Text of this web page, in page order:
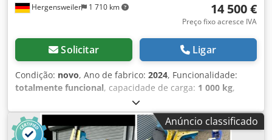
Hergensweiler 1 710 km 14 500 €
Preço fixo acresce IVA
Solicitar Ligar
Condição: novo, Ano de fabrico: 2024, Funcionalidade:
totalmente funcional, capacidade de carga: 1 000 kg,
Conjunto completo com capacidade de carga de 1000 kg,
incluindo controle remoto manual e de pé duplo Mesa
giratória de soldagem de 3 eixos ajustável em altura com
Anúncio classificado